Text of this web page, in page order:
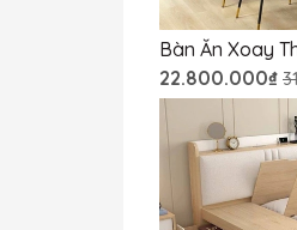
Bàn Ăn Xoay
22.800.000₫